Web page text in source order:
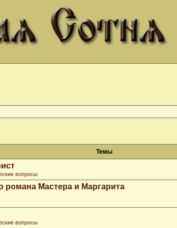
Темы
вопросы
романа Мастера и Маргарита
вопросы